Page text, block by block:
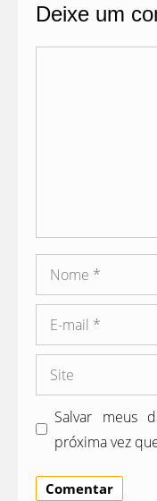
Deixe um
Nome
mail
Site
Salvar meus
próxima vez